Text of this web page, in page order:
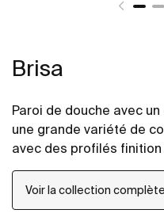
Brisa
Paroi de douche avec
une grande variété de
avec des profilés
Voir la collection complète